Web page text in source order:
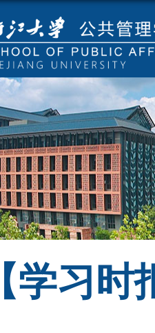
【学习